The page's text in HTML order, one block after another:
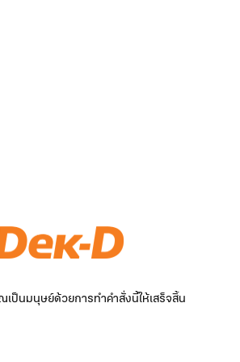
เป็นมนุษย์ด้วยการทำคำสั่งนี้ให้เสร็จสิ้น